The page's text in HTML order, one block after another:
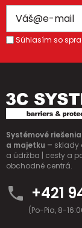
Súhlasím so
Systémové
a majetku – sklady
a údržba | cesty a
obchodné centrá.
+421
(Po-Pia, 8-